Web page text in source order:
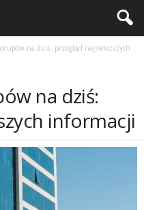
na dziś: przegląd najświeższych
na dziś:
informacji